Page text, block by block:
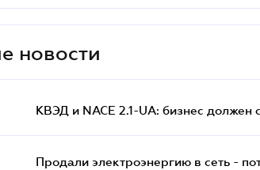
новости
КВЭД и NACE 2.1-UA: бизнес должен
Продали электроэнергию в сеть -